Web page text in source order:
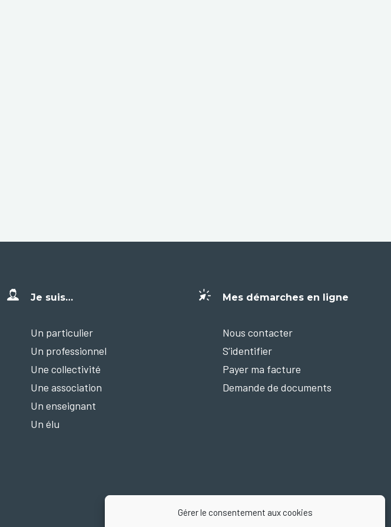
Gérer le consentement aux cookies
Je suis…
Un particulier
Un professionnel
Une collectivité
Une association
Un enseignant
Un élu
Mes démarches en ligne
Nous contacter
S’identifier
Payer ma facture
Demande de documents